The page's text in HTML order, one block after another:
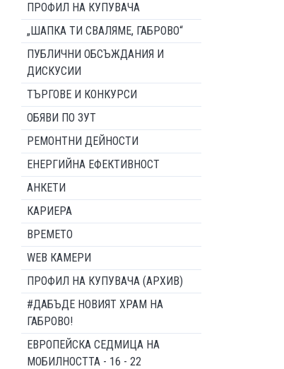
ПРОФИЛ НА КУПУВАЧА
„ШАПКА ТИ СВАЛЯМЕ, ГАБРОВО“
ПУБЛИЧНИ ОБСЪЖДАНИЯ И
ДИСКУСИИ
ТЪРГОВЕ И КОНКУРСИ
ОБЯВИ ПО ЗУТ
РЕМОНТНИ ДЕЙНОСТИ
ЕНЕРГИЙНА ЕФЕКТИВНОСТ
АНКЕТИ
КАРИЕРА
ВРЕМЕТО
WEB КАМЕРИ
ПРОФИЛ НА КУПУВАЧА (АРХИВ)
#ДАБЪДЕ НОВИЯТ ХРАМ НА
ГАБРОВО!
ЕВРОПЕЙСКА СЕДМИЦА НА
МОБИЛНОСТТА - 16 - 22